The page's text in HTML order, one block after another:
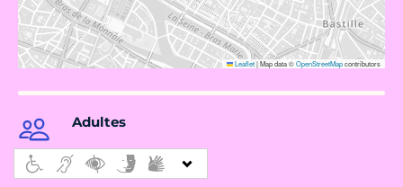
Leaflet|Map data ©OpenStreetMapcontributors
Adultes